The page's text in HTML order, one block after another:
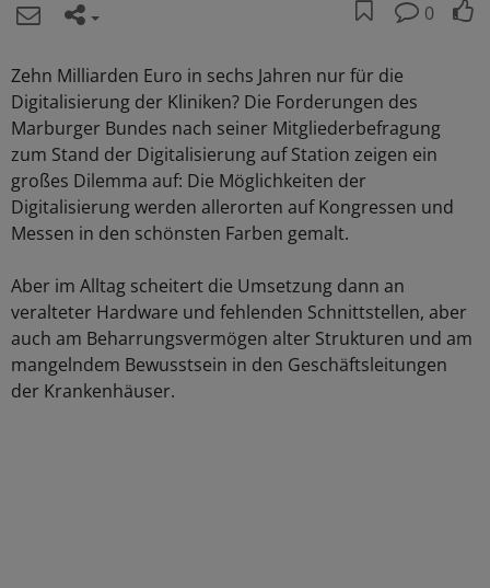
0
Zehn Milliarden Euro in sechs Jahren nur für die
Digitalisierung der Kliniken? Die Forderungen des
Marburger Bundes nach seiner Mitgliederbefragung
zum Stand der Digitalisierung auf Station zeigen ein
großes Dilemma auf: Die Möglichkeiten der
Digitalisierung werden allerorten auf Kongressen und
Messen in den schönsten Farben gemalt.
Aber im Alltag scheitert die Umsetzung dann an
veralteter Hardware und fehlenden Schnittstellen, aber
auch am Beharrungsvermögen alter Strukturen und am
mangelndem Bewusstsein in den Geschäftsleitungen
der Krankenhäuser.